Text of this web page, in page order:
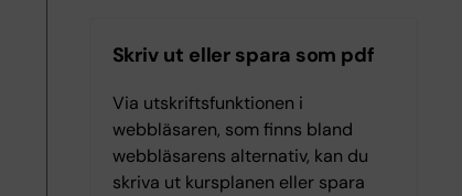
Skriv ut eller spara som pdf
Via utskriftsfunktionen i
webbläsaren, som finns bland
webbläsarens alternativ, kan du
skriva ut kursplanen eller spara